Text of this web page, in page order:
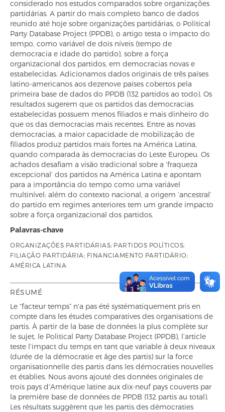
considerado nos estudos comparados sobre organizações
partidárias. A partir do mais completo banco de dados
reunido até hoje sobre organizações partidárias, o Political
Party Database Project (PPDB), o artigo testa o impacto do
tempo, como variável de dois níveis (tempo de
democracia e idade do partido), sobre a força
organizacional dos partidos, em democracias novas e
estabelecidas. Adicionamos dados originais de três países
latino-americanos aos dezenove países cobertos pela
primeira base de dados do PPDB (132 partidos ao todo). Os
resultados sugerem que os partidos das democracias
estabelecidas possuem menos filiados e mais dinheiro do
que os das democracias mais recentes. Entre as novas
democracias, a maior capacidade de mobilização de
filiados produz partidos mais fortes na América Latina,
quando comparada às democracias do Leste Europeu. Os
achados desafiam a visão tradicional sobre a ‘fraqueza
excepcional’ dos partidos na América Latina e apontam
para a importância do tempo como uma variável
multinível: além do contexto nacional, a origem ‘ancestral’
do partido em regimes anteriores tem um grande impacto
sobre a força organizacional dos partidos.
Palavras-chave
ORGANIZAÇÕES PARTIDÁRIAS; PARTIDOS POLÍTICOS;
FILIAÇÃO PARTIDÁRIA; FINANCIAMENTO PARTIDÁRIO;
AMÉRICA LATINA
RÉSUMÉ
Le “facteur temps” n'a pas été systématiquement pris en
compte dans les études comparatives des organisations de
partis. À partir de la base de données la plus complète sur
le sujet, le Political Party Database Project (PPDB), l’article
teste l’impact du temps en tant que variable à deux niveaux
(durée de la démocratie et âge des partis) sur la force
organisationnelle des partis dans les démocraties nouvelles
et établies. Nous avons ajouté des données originales de
trois pays d'Amérique latine aux dix-neuf pays couverts par
la première base de données de PPDB (132 partis au total).
Les résultats suggèrent que les partis des démocraties